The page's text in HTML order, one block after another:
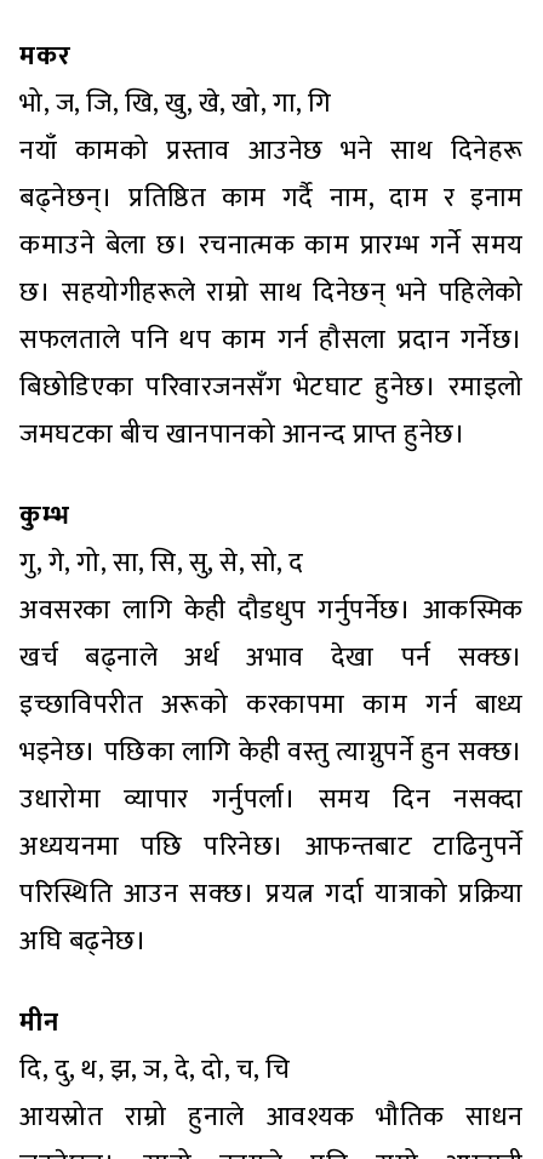
मकर
भो, ज, जि, खि, खु, खे, खो, गा, गि
नयाँ कामको प्रस्ताव आउनेछ भने साथ दिनेहरू
बढ्नेछन्। प्रतिष्ठित काम गर्दै नाम, दाम र इनाम
कमाउने बेला छ। रचनात्मक काम प्रारम्भ गर्ने समय
छ। सहयोगीहरूले राम्रो साथ दिनेछन् भने पहिलेको
सफलताले पनि थप काम गर्न हौसला प्रदान गर्नेछ।
बिछोडिएका परिवारजनसँग भेटघाट हुनेछ। रमाइलो
जमघटका बीच खानपानको आनन्द प्राप्त हुनेछ।
कुम्भ
गु, गे, गो, सा, सि, सु, से, सो, द
अवसरका लागि केही दौडधुप गर्नुपर्नेछ। आकस्मिक
खर्च बढ्नाले अर्थ अभाव देखा पर्न सक्छ।
इच्छाविपरीत अरूको करकापमा काम गर्न बाध्य
भइनेछ। पछिका लागि केही वस्तु त्याग्नुपर्ने हुन सक्छ।
उधारोमा व्यापार गर्नुपर्ला। समय दिन नसक्दा
अध्ययनमा पछि परिनेछ। आफन्तबाट टाढिनुपर्ने
परिस्थिति आउन सक्छ। प्रयत्न गर्दा यात्राको प्रक्रिया
अघि बढ्नेछ।
मीन
दि, दु, थ, झ, ञ, दे, दो, च, चि
आयस्रोत राम्रो हुनाले आवश्यक भौतिक साधन